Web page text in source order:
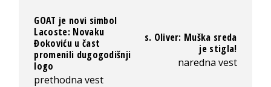
GOAT je novi simbol
Lacoste: Novaku
Đokoviću u čast
promenili dugogodišnji
logo
prethodna vest
s. Oliver: Muška sreda
je stigla!
naredna vest